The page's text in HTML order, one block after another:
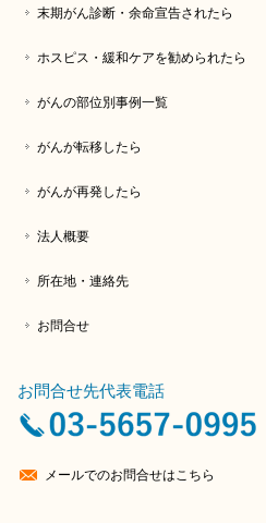
末期がん診断・余命宣告されたら
ホスピス・緩和ケアを勧められたら
がんの部位別事例一覧
がんが転移したら
がんが再発したら
法人概要
所在地・連絡先
お問合せ
お問合せ先代表電話
メールでのお問合せはこちら